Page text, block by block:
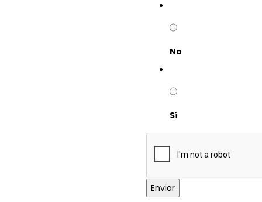
No
Sí
Enviar